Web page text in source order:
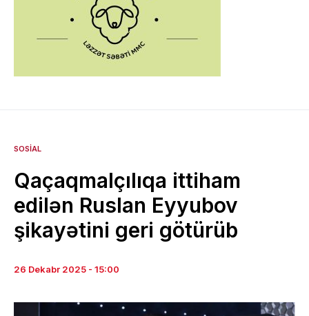
SOSIAL
Qaçaqmalçılıqa ittiham
edilən Ruslan Eyyubov
şikayətini geri götürüb
26 Dekabr 2025 - 15:00